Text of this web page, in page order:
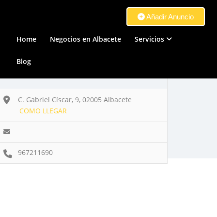
Añadir Anuncio
Home Negocios en Albacete Servicios
Blog
C. Gabriel Císcar, 9, 02005 Albacete
COMO LLEGAR
967211690